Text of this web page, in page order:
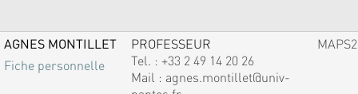
AGNES MONTILLET
Fiche personnelle
PROFESSEUR
Tel. : +33 2 49 14 20 26
Mail : agnes.montillet@univ-
MAPS2